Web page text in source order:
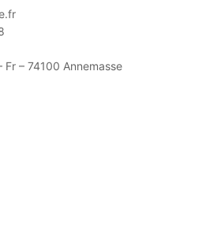
– 74100 Annemasse